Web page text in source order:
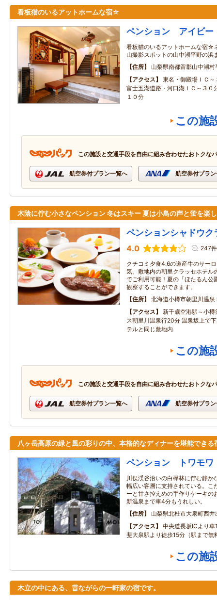
看板猫のいるアットホームな宿☆
ペンション アイビー
看板猫のいるアットホームな宿☆
山撮影スポットの山中湖平野の浜
住所
山梨県南都留郡山中湖
アクセス
東名・御殿場ＩＣ
富士五湖道路・河口湖ＩＣ～３０
１０分
この施
この施設と交通手段を自由に組み合わせたおトクな
航空券付プラン一覧へ 航空券付プラ
木陰に佇む小さなペンション 冬はスキー 夏は小鳥の声と蛍を楽
ペンションシャドウク
4.0 247件
クチコミ夕食4.6の道産牛のサー
気。敷地内の朝里クラッセホテル
でご利用可能！夏の「ほたるん公
観察することができます。
住所
北海道小樽市朝里川温泉
アクセス
新千歳空港駅～小樽
ス朝里川温泉行20分 温泉坂上で
テルと同じ敷地内
この施
この施設と交通手段を自由に組み合わせたおトクな
航空券付プラン一覧へ 航空券付プラ
八ヶ岳高原の緑と風の彩りの中、本格的なディナーを堪能できる
ペンション トワモワ
川俣渓谷沿いの白樺林に佇む静か
幅広い客層に支持されている。こ
ーと甘さ控えめの手作りケーキの
新温泉まで車4分もうれしい。
住所
山梨県北杜市大泉町西
アクセス
中央道長坂ICより
斐大泉駅より徒歩15分（駅まで無
この施
木立の中にある、昔ながらの一軒家の宿です。